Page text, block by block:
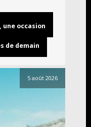
une occasion
de demain
5 août 2026